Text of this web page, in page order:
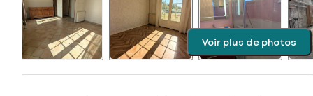
Voir plus de photos